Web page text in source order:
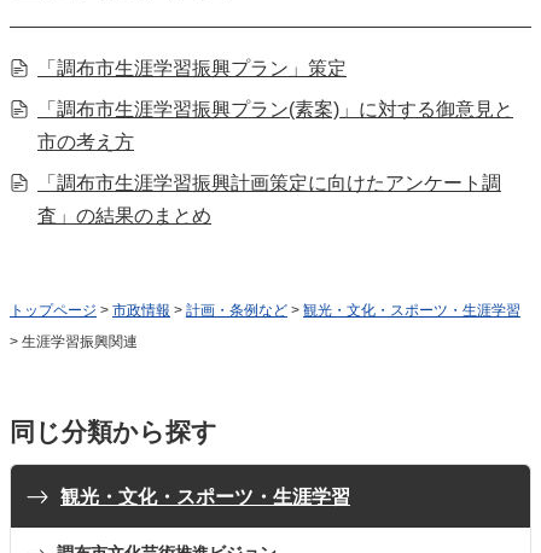
「調布市生涯学習振興プラン」策定
「調布市生涯学習振興プラン(素案)」に対する御意見と
市の考え方
「調布市生涯学習振興計画策定に向けたアンケート調
査」の結果のまとめ
トップページ > 市政情報 > 計画・条例など > 観光・文化・スポーツ・生涯学習
> 生涯学習振興関連
同じ分類から探す
観光・文化・スポーツ・生涯学習